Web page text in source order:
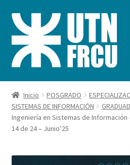
Ir
la
navegación
Ir
al
contenido
Inicio
Carrito
Inicio POSGRADO
SISTEMAS DE INFORMACIÓN
Ingeniería en Sistemas de Información
14 de 24 – Junio’25